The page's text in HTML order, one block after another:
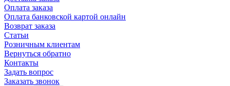
Оплата заказа
Оплата банковской картой онлайн
Возврат заказа
Статьи
Розничным клиентам
Вернуться обратно
Контакты
Задать вопрос
Заказать звонок